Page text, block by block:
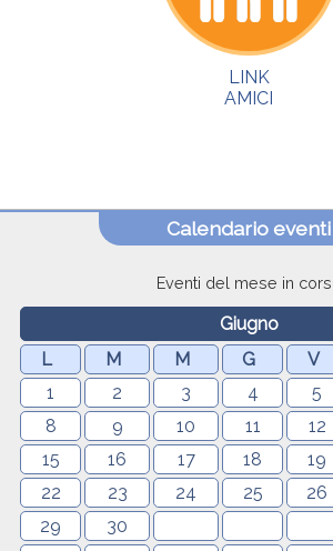
LINK
AMICI
Calendario eventi
Eventi del mese in
Giugno
L
M M G V
1
2 3 4 5
8
9 10 11 12
15
16 17 18 19
22
23 24 25 26
29
30